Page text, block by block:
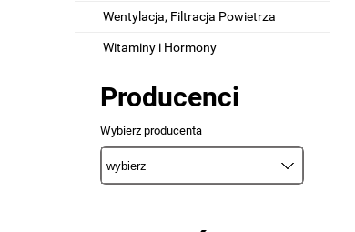
Wentylacja, Filtracja Powietrza
Witaminy i Hormony
Producenci
Wybierz producenta